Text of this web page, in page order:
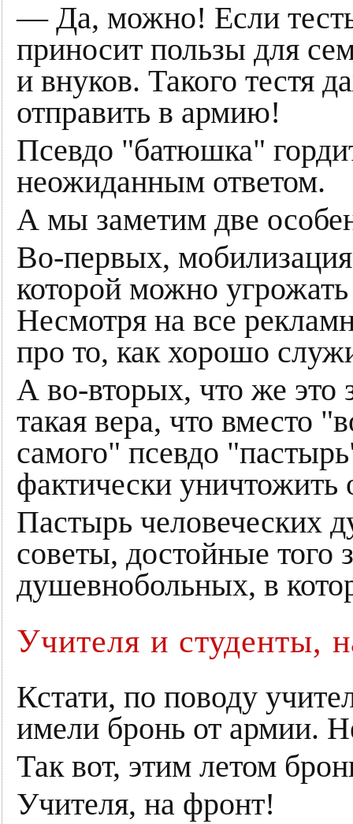
— Да, можно! Если
приносит пользы для
и внуков. Такого тестя
отправить в армию!
Псевдо "батюшка"
неожиданным ответом.
А мы заметим две
Во-первых,
которой можно
Несмотря на все
про то, как хорошо
А во-вторых, что же это
такая вера, что вместо
самого" псевдо
фактически уничтожить
Пастырь человеческих
советы, достойные того
душевнобольных, в
Учителя и студенты,
Кстати, по поводу
имели бронь от армии.
Так вот, этим летом
Учителя, на фронт!